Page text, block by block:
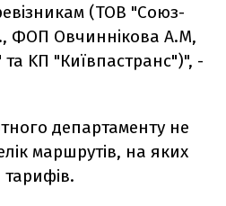
(ТОВ "Союз-
ФОП Овчиннiкова А.М,
KП "Київпастранс")", -
департаменту не
маршрутів, на яких